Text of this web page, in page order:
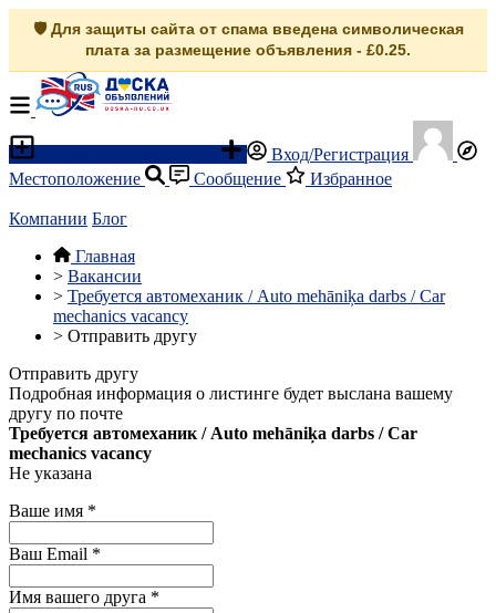
🛡️ Для защиты сайта от спама введена символическая
плата за размещение объявления - £0.25.
Вход/Регистрация
Местоположение
Сообщение Избранное
Компании Блог
Главная
> Вакансии
> Требуется автомеханик / Auto mehāniķa darbs / Car
mechanics vacancy
> Отправить другу
Отправить другу
Подробная информация о листинге будет выслана вашему
другу по почте
Требуется автомеханик / Auto mehāniķa darbs / Car
mechanics vacancy
Не указана
Ваше имя *
Ваш Email *
Имя вашего друга *